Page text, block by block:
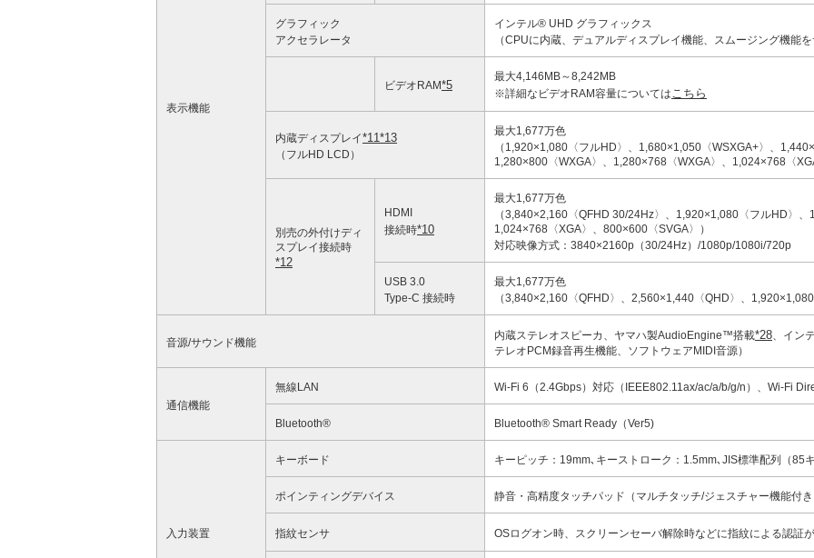
表示機能
グラフィック
アクセラレータ
インテル® UHD グラフィックス
（CPUに内蔵、デュアルディスプレイ機能、スムージング機能を
ビデオRAM*5
最大4,146MB～8,242MB
※詳細なビデオRAM容量についてはこちら
内蔵ディスプレイ*11*13
（フルHD LCD）
最大1,677万色
（1,920×1,080〈フルHD〉、1,680×1,050〈WSXGA+〉、
1,280×800〈WXGA〉、1,280×768〈WXGA〉、1,024×768〈
別売の外付けディ
スプレイ接続時
*12
HDMI
接続時*10
最大1,677万色
（3,840×2,160〈QFHD 30/24Hz〉、1,920×1,080〈フルHD〉
1,024×768〈XGA〉、800×600〈SVGA〉）
対応映像方式：3840×2160p（30/24Hz）/1080p/1080i/720p
USB 3.0
Type-C 接続時
最大1,677万色
（3,840×2,160〈QFHD〉、2,560×1,440〈QHD〉、
音源/サウンド機能
内蔵ステレオスピーカ、ヤマハ製AudioEngine™搭載*28、イン
テレオPCM録音再生機能、ソフトウェアMIDI音源）
通信機能
無線LAN Wi-Fi 6（2.4Gbps）対応（IEEE802.11ax/ac/a/b/g/n）、Wi-Fi
Bluetooth® Bluetooth® Smart Ready（Ver5)
入力装置
キーボード キーピッチ：19mm､キーストローク：1.5mm､JIS標準配列（85キ
ポインティングデバイス 静音・高精度タッチパッド（マルチタッチ/ジェスチャー機能付き
指紋センサ OSログオン時、スクリーンセーバ解除時などに指紋による認証